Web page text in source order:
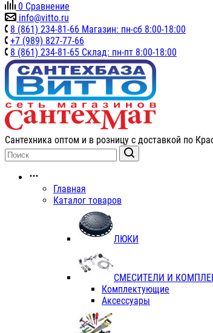
0 Сравнение
info@vitto.ru
8 (861) 234-81-66 Магазин: пн-сб 8:00-18:00
+7 (989) 827-77-66
8 (861) 234-81-65 Склад: пн-пт 8:00-18:00
Сантехника оптом и в розницу с доставкой по
Главная
Каталог товаров
ЛЮКИ
СМЕСИТЕЛИ И
Комплектующие
Аксессуары